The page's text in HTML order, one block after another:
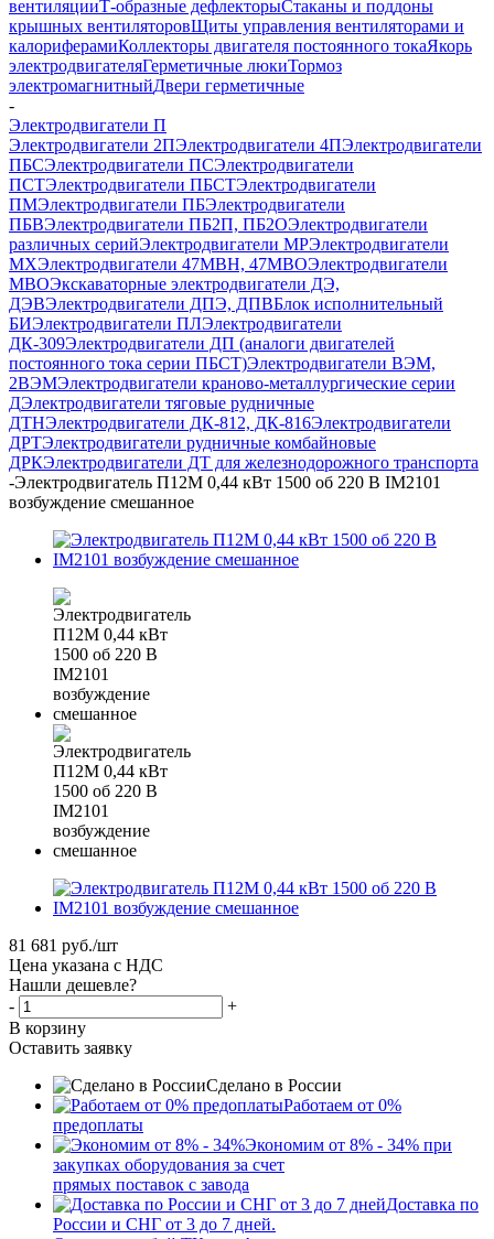
вентиляцииТ-образные дефлекторыСтаканы и поддоны
крышных вентиляторовЩиты управления вентиляторами и
калориферамиКоллекторы двигателя постоянного токаЯкорь
электродвигателяГерметичные люкиТормоз
электромагнитныйДвери герметичные
-
Электродвигатели П
Электродвигатели 2ПЭлектродвигатели 4ПЭлектродвигатели
ПБСЭлектродвигатели ПСЭлектродвигатели
ПСТЭлектродвигатели ПБСТЭлектродвигатели
ПМЭлектродвигатели ПБЭлектродвигатели
ПБВЭлектродвигатели ПБ2П, ПБ2ОЭлектродвигатели
различных серийЭлектродвигатели МРЭлектродвигатели
MXЭлектродвигатели 47MBH, 47МВОЭлектродвигатели
MBOЭкскаваторные электродвигатели ДЭ,
ДЭВЭлектродвигатели ДПЭ, ДПВБлок исполнительный
БИЭлектродвигатели ПЛЭлектродвигатели
ДК-309Электродвигатели ДП (аналоги двигателей
постоянного тока серии ПБСТ)Электродвигатели ВЭМ,
2ВЭМЭлектродвигатели краново-металлургические серии
ДЭлектродвигатели тяговые рудничные
ДТНЭлектродвигатели ДК-812, ДК-816Электродвигатели
ДРТЭлектродвигатели рудничные комбайновые
ДРКЭлектродвигатели ДТ для железнодорожного транспорта
-Электродвигатель П12М 0,44 кВт 1500 об 220 В IM2101
возбуждение смешанное
81 681 руб./шт
Цена указана с НДС
Нашли дешевле?
-
+
В корзину
Оставить заявку
Сделано в России
Работаем от 0%
предоплаты
Экономим от 8% - 34% при
закупках оборудования за счет
прямых поставок с завода
Доставка по
России и СНГ от 3 до 7 дней.